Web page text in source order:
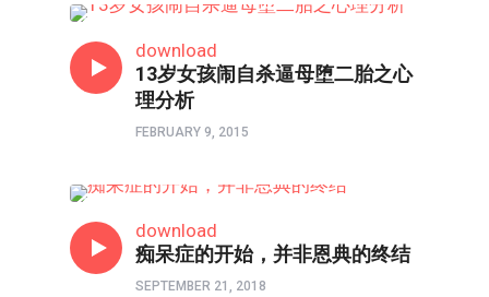
download
13岁女孩闹自杀逼母堕二胎之心
理分析
FEBRUARY 9, 2015
download
痴呆症的开始，并非恩典的终结
SEPTEMBER 21, 2018